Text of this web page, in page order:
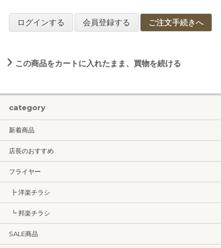
ログインする 会員登録する ご注文手続きへ
この商品をカートに入れたまま、買物を続ける
category
新着商品
店長のおすすめ
フライヤー
┣ 洋楽チラシ
┗ 邦楽チラシ
SALE商品